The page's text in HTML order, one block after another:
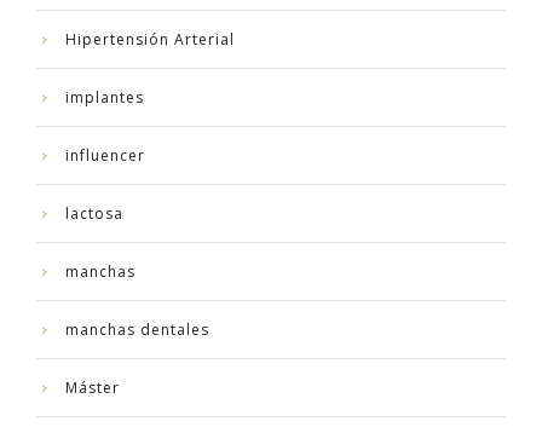
Hipertensión Arterial
implantes
influencer
lactosa
manchas
manchas dentales
Máster